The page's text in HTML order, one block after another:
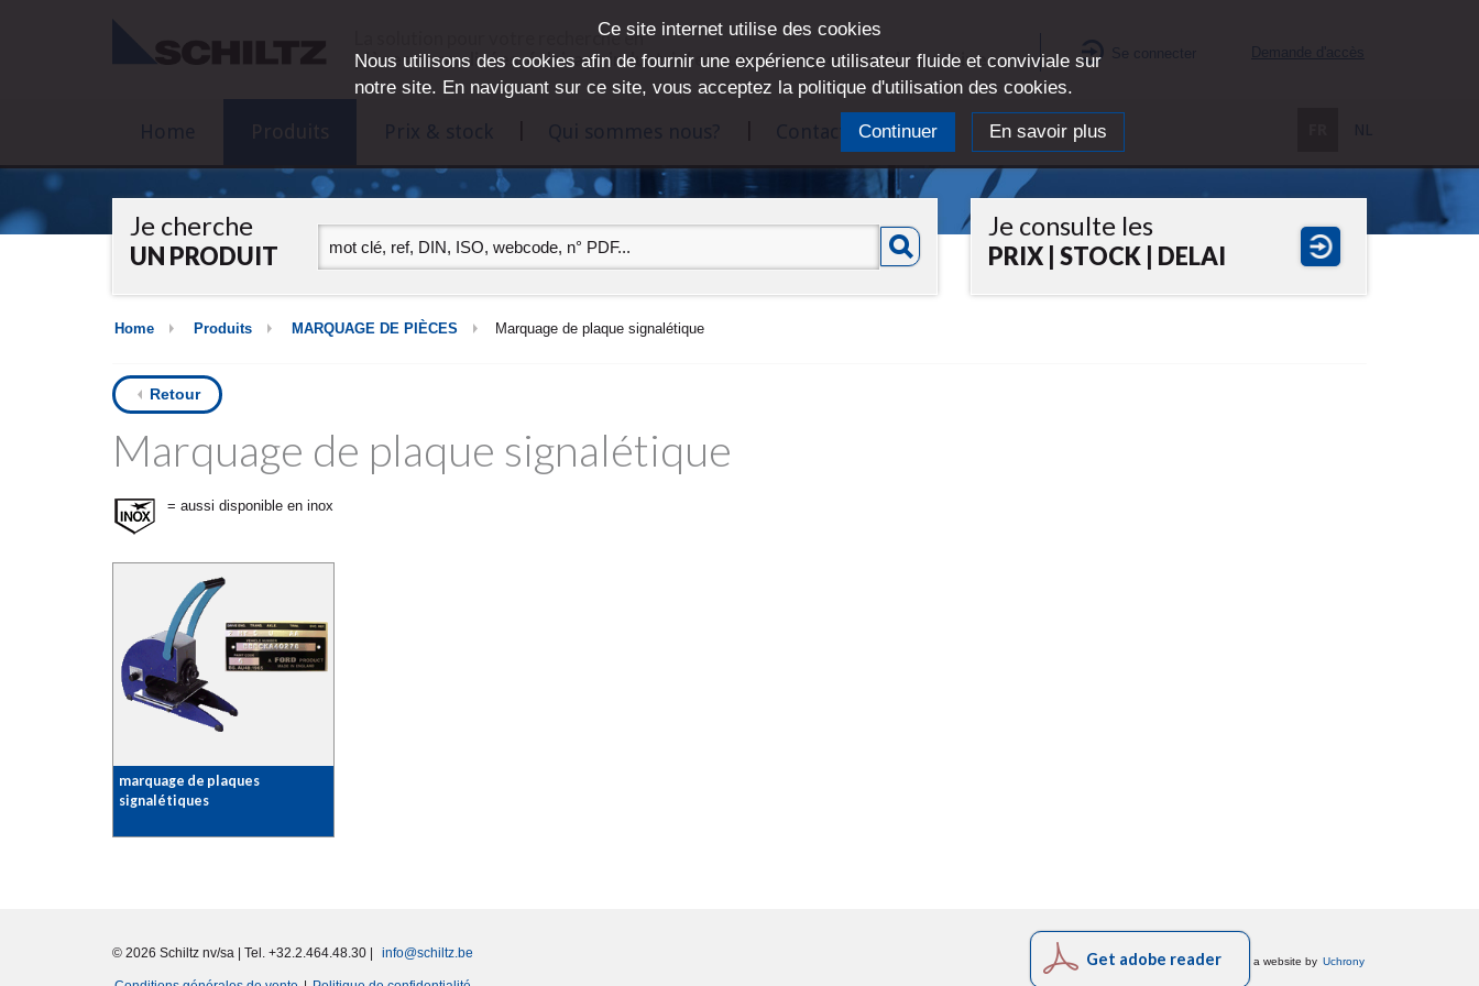
La solution pour votre recherche en
pièces normalisées, éclairage industriel et autres composants de machines
Se connecter Demande d'accès
Home Produits Prix & stock Qui sommes nous? Contact NL
Je cherche
UN PRODUIT
Je consulte les
PRIX | STOCK | DELAI
Home Produits MARQUAGE DE PIÈCES Marquage de plaque signalétique
Retour
Marquage de plaque signalétique
= aussi disponible en inox
marquage de plaques
signalétiques
© 2026 Schiltz nv/sa | Tel. +32.2.464.48.30 | info@schiltz.be Get adobe reader a website by Uchrony
Ce site internet utilise des cookies
Nous utilisons des cookies afin de fournir une expérience utilisateur fluide et conviviale sur
notre site. En naviguant sur ce site, vous acceptez la politique d'utilisation des cookies.
Continuer En savoir plus